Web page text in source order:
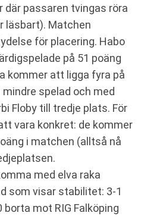
passaren tvingas röra
läsbart). Matchen
för placering. Habo
på 51 poäng
kommer att ligga fyra på
spelad och med
Floby till tredje plats. För
vara konkret: de kommer
i matchen (alltså nå
med elva raka
som visar stabilitet: 3-1
mot RIG Falköping